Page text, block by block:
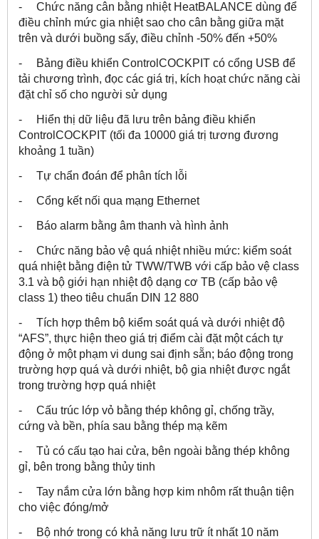
- Chức năng cân bằng nhiệt HeatBALANCE dùng để
điều chỉnh mức gia nhiệt sao cho cân bằng giữa mặt
trên và dưới buồng sấy, điều chỉnh -50% đến +50%
- Bảng điều khiển ControlCOCKPIT có cổng USB để
tải chương trình, đọc các giá trị, kích hoạt chức năng cài
đặt chỉ số cho người sử dụng
- Hiển thị dữ liệu đã lưu trên bảng điều khiển
ControlCOCKPIT (tối đa 10000 giá trị tương đương
khoảng 1 tuần)
- Tự chẩn đoán để phân tích lỗi
- Cổng kết nối qua mạng Ethernet
- Báo alarm bằng âm thanh và hình ảnh
- Chức năng bảo vệ quá nhiệt nhiều mức: kiểm soát
quá nhiệt bằng điện tử TWW/TWB với cấp bảo vệ class
3.1 và bộ giới hạn nhiệt độ dạng cơ TB (cấp bảo vệ
class 1) theo tiêu chuẩn DIN 12 880
- Tích hợp thêm bộ kiểm soát quá và dưới nhiệt độ
“AFS”, thực hiện theo giá trị điểm cài đặt một cách tự
động ở một phạm vi dung sai định sẵn; báo động trong
trường hợp quá và dưới nhiệt, bộ gia nhiệt được ngắt
trong trường hợp quá nhiệt
- Cấu trúc lớp vỏ bằng thép không gỉ, chống trầy,
cứng và bền, phía sau bằng thép mạ kẽm
- Tủ có cấu tạo hai cửa, bên ngoài bằng thép không
gỉ, bên trong bằng thủy tinh
- Tay nắm cửa lớn bằng hợp kim nhôm rất thuận tiện
cho việc đóng/mở
- Bộ nhớ trong có khả năng lưu trữ ít nhất 10 năm